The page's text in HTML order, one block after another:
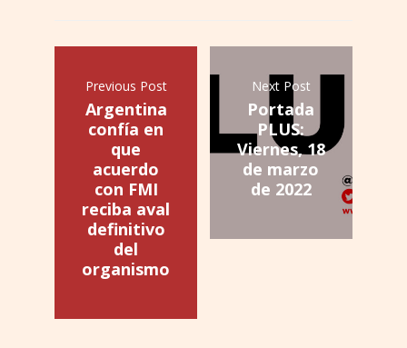
Previous Post
Argentina
confía en
que
acuerdo
con FMI
reciba aval
definitivo
del
organismo
Next Post
Portada
PLUS:
Viernes, 18
de marzo
de 2022